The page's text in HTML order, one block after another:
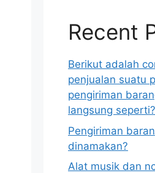
Recent
Berikut adalah
penjualan suatu
pengiriman
langsung seperti?
Pengiriman
dinamakan?
Alat musik dan